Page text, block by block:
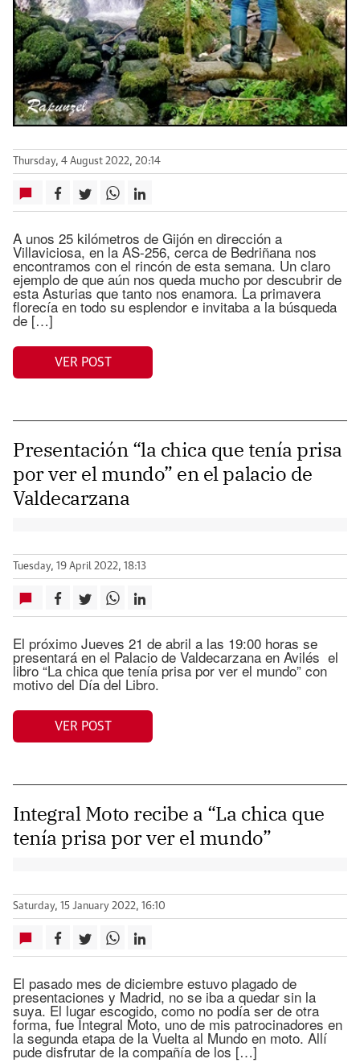
Thursday, 4 August 2022, 20:14
A unos 25 kilómetros de Gijón en dirección a
Villaviciosa, en la AS-256, cerca de Bedriñana nos
encontramos con el rincón de esta semana. Un claro
ejemplo de que aún nos queda mucho por descubrir de
esta Asturias que tanto nos enamora. La primavera
florecía en todo su esplendor e invitaba a la búsqueda
de […]
VER POST
Presentación “la chica que tenía prisa
por ver el mundo” en el palacio de
Valdecarzana
Tuesday, 19 April 2022, 18:13
El próximo Jueves 21 de abril a las 19:00 horas se
presentará en el Palacio de Valdecarzana en Avilés el
libro “La chica que tenía prisa por ver el mundo” con
motivo del Día del Libro.
VER POST
Integral Moto recibe a “La chica que
tenía prisa por ver el mundo”
Saturday, 15 January 2022, 16:10
El pasado mes de diciembre estuvo plagado de
presentaciones y Madrid, no se iba a quedar sin la
suya. El lugar escogido, como no podía ser de otra
forma, fue Integral Moto, uno de mis patrocinadores en
la segunda etapa de la Vuelta al Mundo en moto. Allí
pude disfrutar de la compañía de los […]